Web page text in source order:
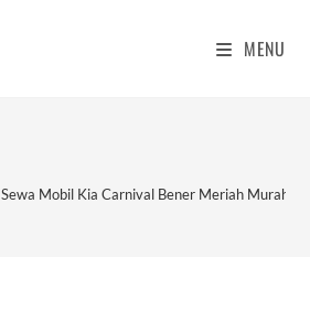
MENU
Sewa Mobil Kia Carnival Bener Meriah Murah